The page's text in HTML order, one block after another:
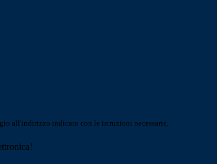
all'indirizzo indicato con le istruzioni necessarie.